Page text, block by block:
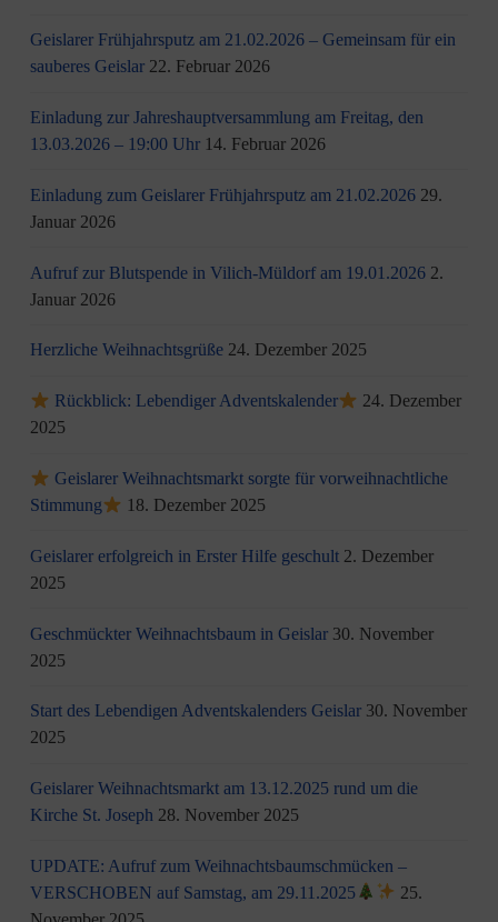
Geislarer Frühjahrsputz am 21.02.2026 – Gemeinsam für ein
sauberes Geislar 22. Februar 2026
Einladung zur Jahreshauptversammlung am Freitag, den
13.03.2026 – 19:00 Uhr 14. Februar 2026
Einladung zum Geislarer Frühjahrsputz am 21.02.2026 29.
Januar 2026
Aufruf zur Blutspende in Vilich-Müldorf am 19.01.2026 2.
Januar 2026
Herzliche Weihnachtsgrüße 24. Dezember 2025
Rückblick: Lebendiger Adventskalender
24. Dezember
2025
Geislarer Weihnachtsmarkt sorgte für vorweihnachtliche
Stimmung
18. Dezember 2025
Geislarer erfolgreich in Erster Hilfe geschult 2. Dezember
2025
Geschmückter Weihnachtsbaum in Geislar 30. November
2025
Start des Lebendigen Adventskalenders Geislar 30. November
2025
Geislarer Weihnachtsmarkt am 13.12.2025 rund um die
Kirche St. Joseph 28. November 2025
UPDATE: Aufruf zum Weihnachtsbaumschmücken –
VERSCHOBEN auf Samstag, am 29.11.2025
25.